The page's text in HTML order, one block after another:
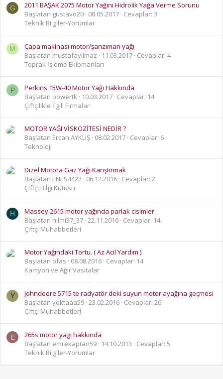
G
2011 BAŞAK 2075 Motor Yağını Hidrolik Yağa Verme Sorunu
Başlatan gustavo20 08.05.2017 Cevaplar: 3
Teknik Bilgiler-Yorumlar
M
Çapa makinası motor/şanzıman yağı
Başlatan mustafayilmaz
11.03.2017 Cevaplar: 4
Toprak İşleme Ekipmanları
P
Perkins 15W-40 Motor Yağı Hakkında
Başlatan powertk
10.03.2017 Cevaplar: 14
Çiftçilikle İlgili Firmalar
MOTOR YAĞI VİSKOZİTESİ NEDİR ?
Başlatan Ercan AYKUŞ 08.02.2017 Cevaplar: 6
Teknoloji
Dizel Motora Gaz Yağı Karıştırmak
Başlatan ENES4422 06.12.2016 Cevaplar: 2
Çiftçi Bilgi Kutusu
H
Massey 2615 motor yağında parlak cisimler
Başlatan hilmi37_37 22.11.2016 Cevaplar: 14
Çiftçi Muhabbetleri
Motor Yağındaki Tortu. ( Az Acil Yardım )
Başlatan ofas
08.08.2016 Cevaplar: 14
Kamyon ve Ağır Vasıtalar
Y
Johndeere 5715 te radyatör deki suyun motor ayağına geçmesi
Başlatan yektaaa59 23.02.2016 Cevaplar: 26
Çiftçi Muhabbetleri
E
265s motor yagı hakkında
Başlatan emrekaptan59
14.10.2013
Cevaplar: 5
Teknik Bilgiler-Yorumlar